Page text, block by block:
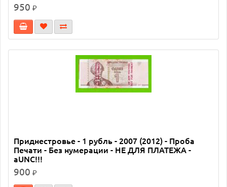
950 ₽
Приднестровье - 1 рубль - 2007 (2012) - Проба
Печати - Без нумерации - НЕ ДЛЯ ПЛАТЕЖА -
aUNC!!!
900 ₽